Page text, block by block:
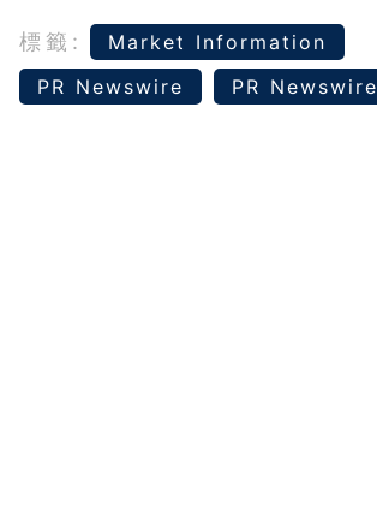
標籤:
Market Information
PR Newswire
PR Newswire